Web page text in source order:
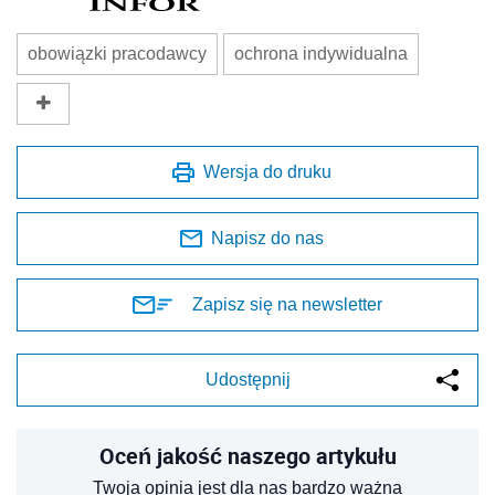
obowiązki pracodawcy ochrona indywidualna
Wersja do druku
Napisz do nas
Zapisz się na newsletter
Udostępnij
Oceń jakość naszego artykułu
Twoja opinia jest dla nas bardzo ważna